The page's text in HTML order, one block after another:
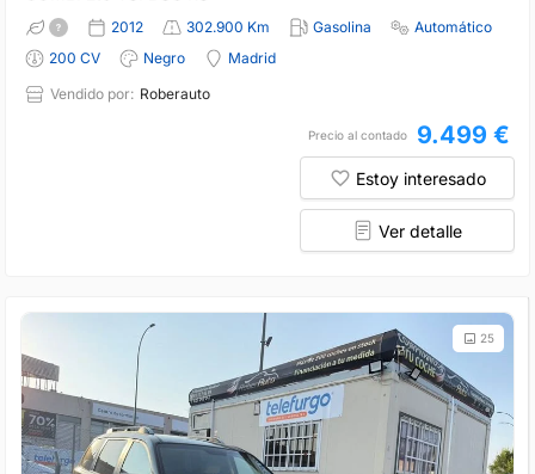
2012 302.900 Km Gasolina
Automático
200 CV
Negro
Madrid
Vendido por: Roberauto
Precio al contado 9.499 €
Estoy interesado
Ver detalle
25